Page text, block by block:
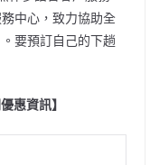
中心，致力協助全
要預訂自己的下趟
惠資訊】